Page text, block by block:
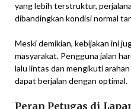
yang lebih terstruktur,
dibandingkan kondisi normal
Meski demikian, kebijakan ini
masyarakat. Pengguna jalan
lalu lintas dan mengikuti
dapat berjalan dengan optimal.
Peran Petugas di